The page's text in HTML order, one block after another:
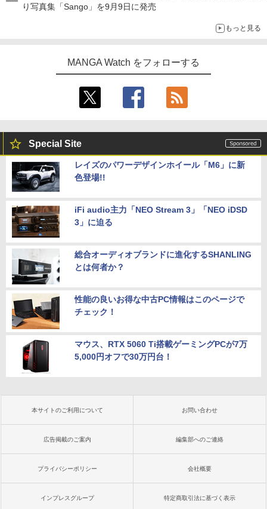
り写真集「Sango」を9月9日に発売
もっと見る
MANGA Watch をフォローする
Special Site
レイズのパワーデザインホイール「M6」に新
色登場!!
iFi audio主力「NEO Stream 3」「NEO iDSD
3」に迫る
総合オーディオブランドに進化するSHANLING
とは何者か？
性能の良いお得な中古PC情報はこのページで
チェック！
マウス、RTX 5060 Ti搭載ゲーミングPCが7万
5,000円オフで30万円台！
本サイトのご利用について お問い合わせ
広告掲載のご案内 編集部へのご連絡
プライバシーポリシー 会社概要
インプレスグループ 特定商取引法に基づく表示